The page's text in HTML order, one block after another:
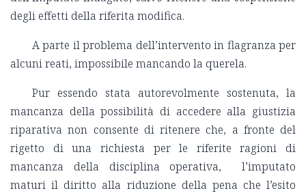
degli effetti della riferita modifica.
A parte il problema dell’intervento in flagranza per
alcuni reati, impossibile mancando la querela.
Pur essendo stata autorevolmente sostenuta, la
mancanza della possibilità di accedere alla giustizia
riparativa non consente di ritenere che, a fronte del
rigetto di una richiesta per le riferite ragioni di
mancanza della disciplina operativa, l’imputato
maturi il diritto alla riduzione della pena che l’esito